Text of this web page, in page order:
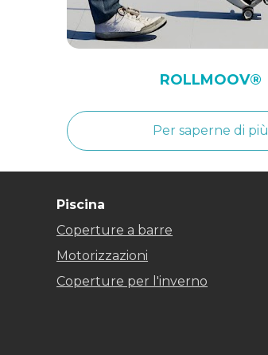
ROLLMOOV®
Per saperne di più
Piscina
Coperture a barre
Motorizzazioni
Coperture per l'inverno